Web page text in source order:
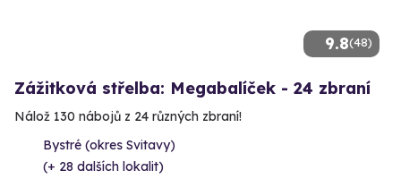
9.8(48)
Zážitková střelba: Megabalíček - 24 zbraní
Nálož 130 nábojů z 24 různých zbraní!
Bystré (okres Svitavy)
(+ 28 dalších lokalit)